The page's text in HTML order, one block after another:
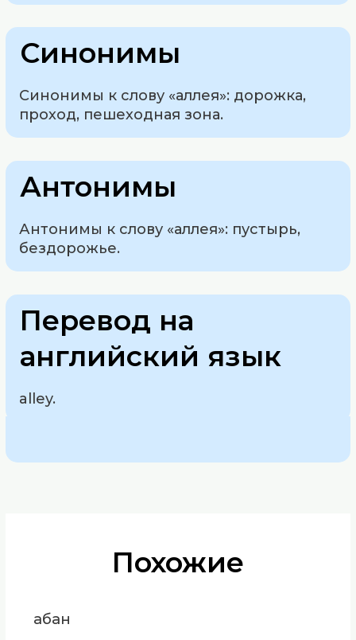
Синонимы
Синонимы к слову «аллея»: дорожка,
проход, пешеходная зона.
Антонимы
Антонимы к слову «аллея»: пустырь,
бездорожье.
Перевод на
английский язык
alley.
Похожие
абан